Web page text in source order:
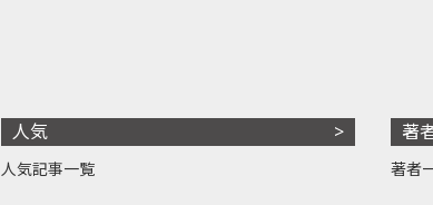
人気
人気記事一覧
著
著者